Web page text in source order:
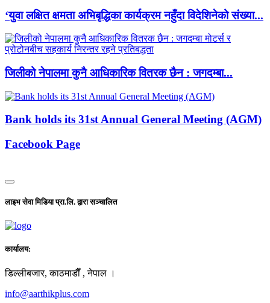
‘युवा लक्षित क्षमता अभिबृद्धिका कार्यक्रम नहुँदा विदेशिनेको संख्या...
जिलीको नेपालमा कुनै आधिकारिक वितरक छैन : जगदम्बा...
Bank holds its 31st Annual General Meeting (AGM)
Facebook Page
लाइभ सेवा मिडिया प्रा.लि. द्वारा सञ्चालित
कार्यालय:
डिल्लीबजार, काठमाडाैँ , नेपाल ।
info@aarthikplus.com